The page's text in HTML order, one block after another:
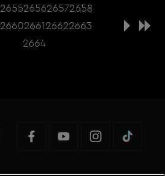
2655265626572658
2660266126622663
2664